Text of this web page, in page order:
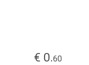
€ 0.60